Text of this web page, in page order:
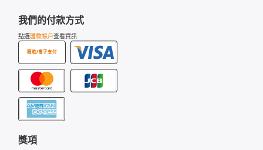
我們的付款方式
點選匯款帳戶查看資訊
匯款/電子支付
獎項